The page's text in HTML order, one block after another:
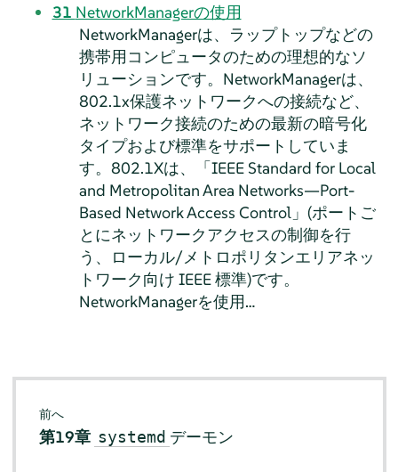
31 NetworkManagerの使用
NetworkManagerは、ラップトップなどの
携帯用コンピュータのための理想的なソ
リューションです。NetworkManagerは、
802.1x保護ネットワークへの接続など、
ネットワーク接続のための最新の暗号化
タイプおよび標準をサポートしていま
す。802.1Xは、「IEEE Standard for Local
and Metropolitan Area Networks—Port-
Based Network Access Control」(ポートご
とにネットワークアクセスの制御を行
う、ローカル/メトロポリタンエリアネッ
トワーク向け IEEE 標準)です。
NetworkManagerを使用…
前へ
第19章 systemd デーモン